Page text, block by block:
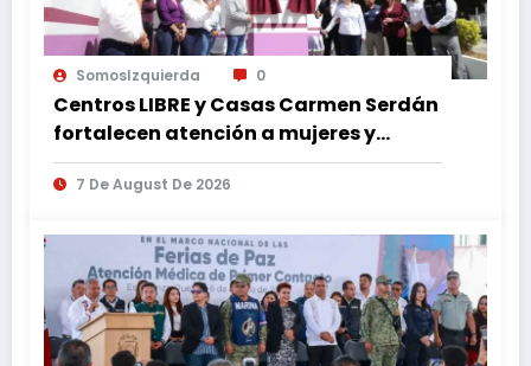
SomosIzquierda 0
Centros LIBRE y Casas Carmen Serdán
fortalecen atención a mujeres y
reducen feminicidio en Puebla
7 De August De 2026